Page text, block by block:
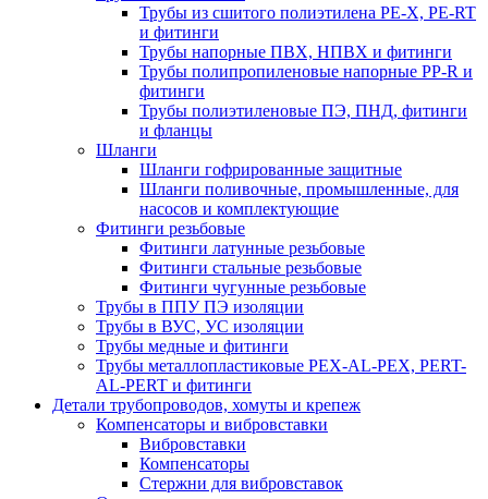
Трубы из сшитого полиэтилена PE-X, PE-RT
и фитинги
Трубы напорные ПВХ, НПВХ и фитинги
Трубы полипропиленовые напорные PP-R и
фитинги
Трубы полиэтиленовые ПЭ, ПНД, фитинги
и фланцы
Шланги
Шланги гофрированные защитные
Шланги поливочные, промышленные, для
насосов и комплектующие
Фитинги резьбовые
Фитинги латунные резьбовые
Фитинги стальные резьбовые
Фитинги чугунные резьбовые
Трубы в ППУ ПЭ изоляции
Трубы в ВУС, УС изоляции
Трубы медные и фитинги
Трубы металлопластиковые PEX-AL-PEX, PERT-
AL-PERT и фитинги
Детали трубопроводов, хомуты и крепеж
Компенсаторы и вибровставки
Вибровставки
Компенсаторы
Стержни для вибровставок